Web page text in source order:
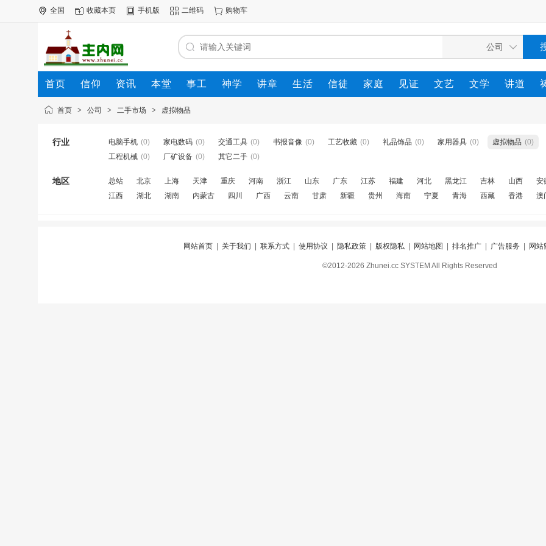
全国 收藏本页 手机版 二维码 购物车
首页 信仰 资讯 本堂 事工 神学 讲章 生活 信徒 家庭 见证 文艺 文学 讲道
公司 动态 人才 知道 专题
首页 > 公司 > 二手市场 > 虚拟物品
行业 电脑手机 (0) 家电数码 (0) 交通工具 (0) 书报音像 (0) 工艺收藏 (0) 礼品饰品 (0) 家用器具 (0) 虚拟物品 (0)
工程机械 (0) 厂矿设备 (0) 其它二手 (0)
地区 总站 北京 上海 天津 重庆 河南 浙江 山东 广东 江苏 福建 河北 黑龙江 吉林 山西
安
江西
湖北 湖南 内蒙古 四川 广西 云南 甘肃 新疆 贵州 海南 宁夏 青海 西藏 香港 澳
网站首页 关于我们 联系方式 使用协议 隐私政策 版权隐私 网站地图 排名推广 广告服务 网站
©2012-2026 Zhunei.cc SYSTEM All Rights Reserved